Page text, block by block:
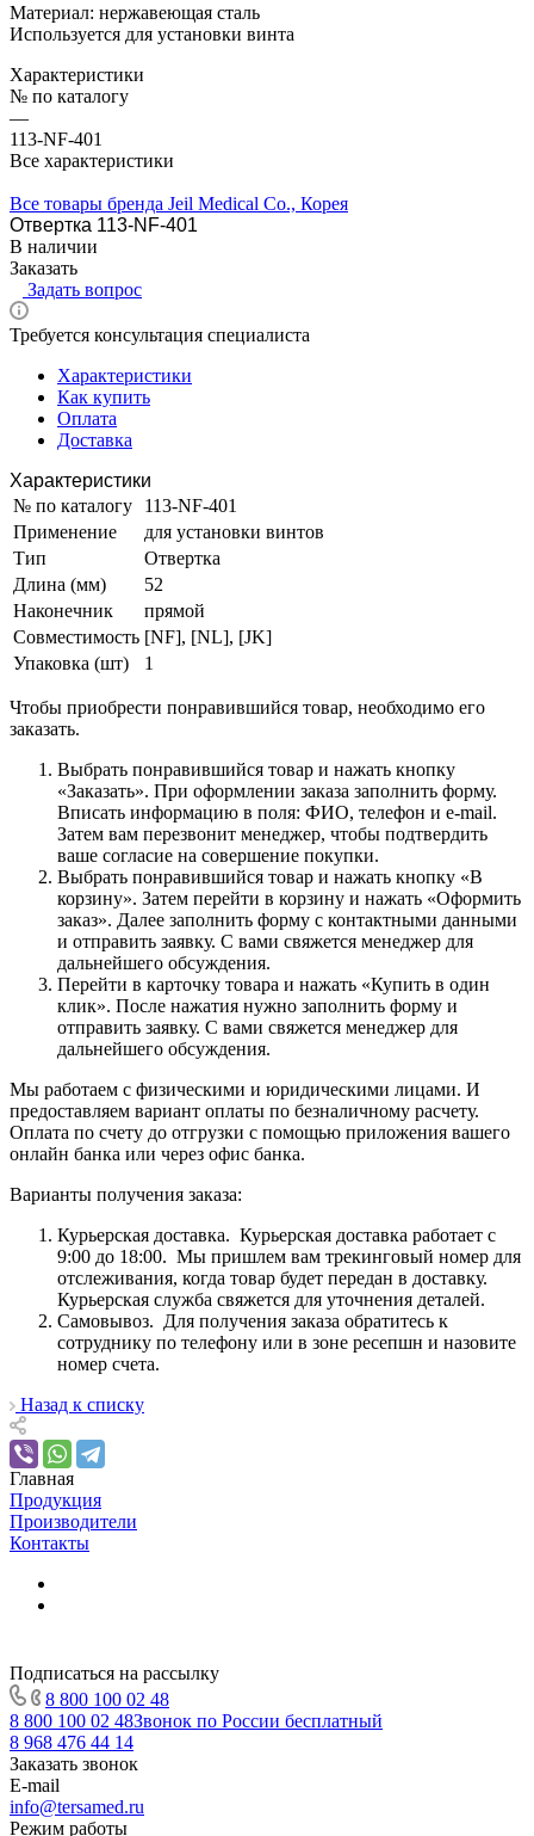
Материал: нержавеющая сталь
Используется для установки винта
Характеристики
№ по каталогу
—
113-NF-401
Все характеристики
Все товары бренда Jeil Medical Co., Корея
Отвертка 113-NF-401
В наличии
Заказать
Задать вопрос
Требуется консультация специалиста
Характеристики
Как купить
Оплата
Доставка
Характеристики
№ по каталогу
113-NF-401
Применение
для установки винтов
Тип
Отвертка
Длина (мм)
52
Наконечник
прямой
Совместимость [NF], [NL], [JK]
Упаковка (шт)
1
Чтобы приобрести понравившийся товар, необходимо его
заказать.
Выбрать понравившийся товар и нажать кнопку
«Заказать». При оформлении заказа заполнить форму.
Вписать информацию в поля: ФИО, телефон и e-mail.
Затем вам перезвонит менеджер, чтобы подтвердить
ваше согласие на совершение покупки.
Выбрать понравившийся товар и нажать кнопку «В
корзину». Затем перейти в корзину и нажать «Оформить
заказ». Далее заполнить форму с контактными данными
и отправить заявку. С вами свяжется менеджер для
дальнейшего обсуждения.
Перейти в карточку товара и нажать «Купить в один
клик». После нажатия нужно заполнить форму и
отправить заявку. С вами свяжется менеджер для
дальнейшего обсуждения.
Мы работаем с физическими и юридическими лицами. И
предоставляем вариант оплаты по безналичному расчету.
Оплата по счету до отгрузки с помощью приложения вашего
онлайн банка или через офис банка.
Варианты получения заказа:
Курьерская доставка. Курьерская доставка работает с
9:00 до 18:00. Мы пришлем вам трекинговый номер для
отслеживания, когда товар будет передан в доставку.
Курьерская служба свяжется для уточнения деталей.
Самовывоз. Для получения заказа обратитесь к
сотруднику по телефону или в зоне ресепшн и назовите
номер счета.
Назад к списку
Главная
Продукция
Производители
Контакты
Подписаться на рассылку
8 800 100 02 48
8 800 100 02 48Звонок по России бесплатный
8 968 476 44 14
Заказать звонок
E-mail
info@tersamed.ru
Режим работы